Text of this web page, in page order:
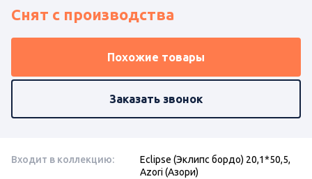
Снят с производства
Похожие товары
Заказать звонок
Входит в коллекцию:
Eclipse (Эклипс бордо) 20,1*50,5,
Azori (Азори)